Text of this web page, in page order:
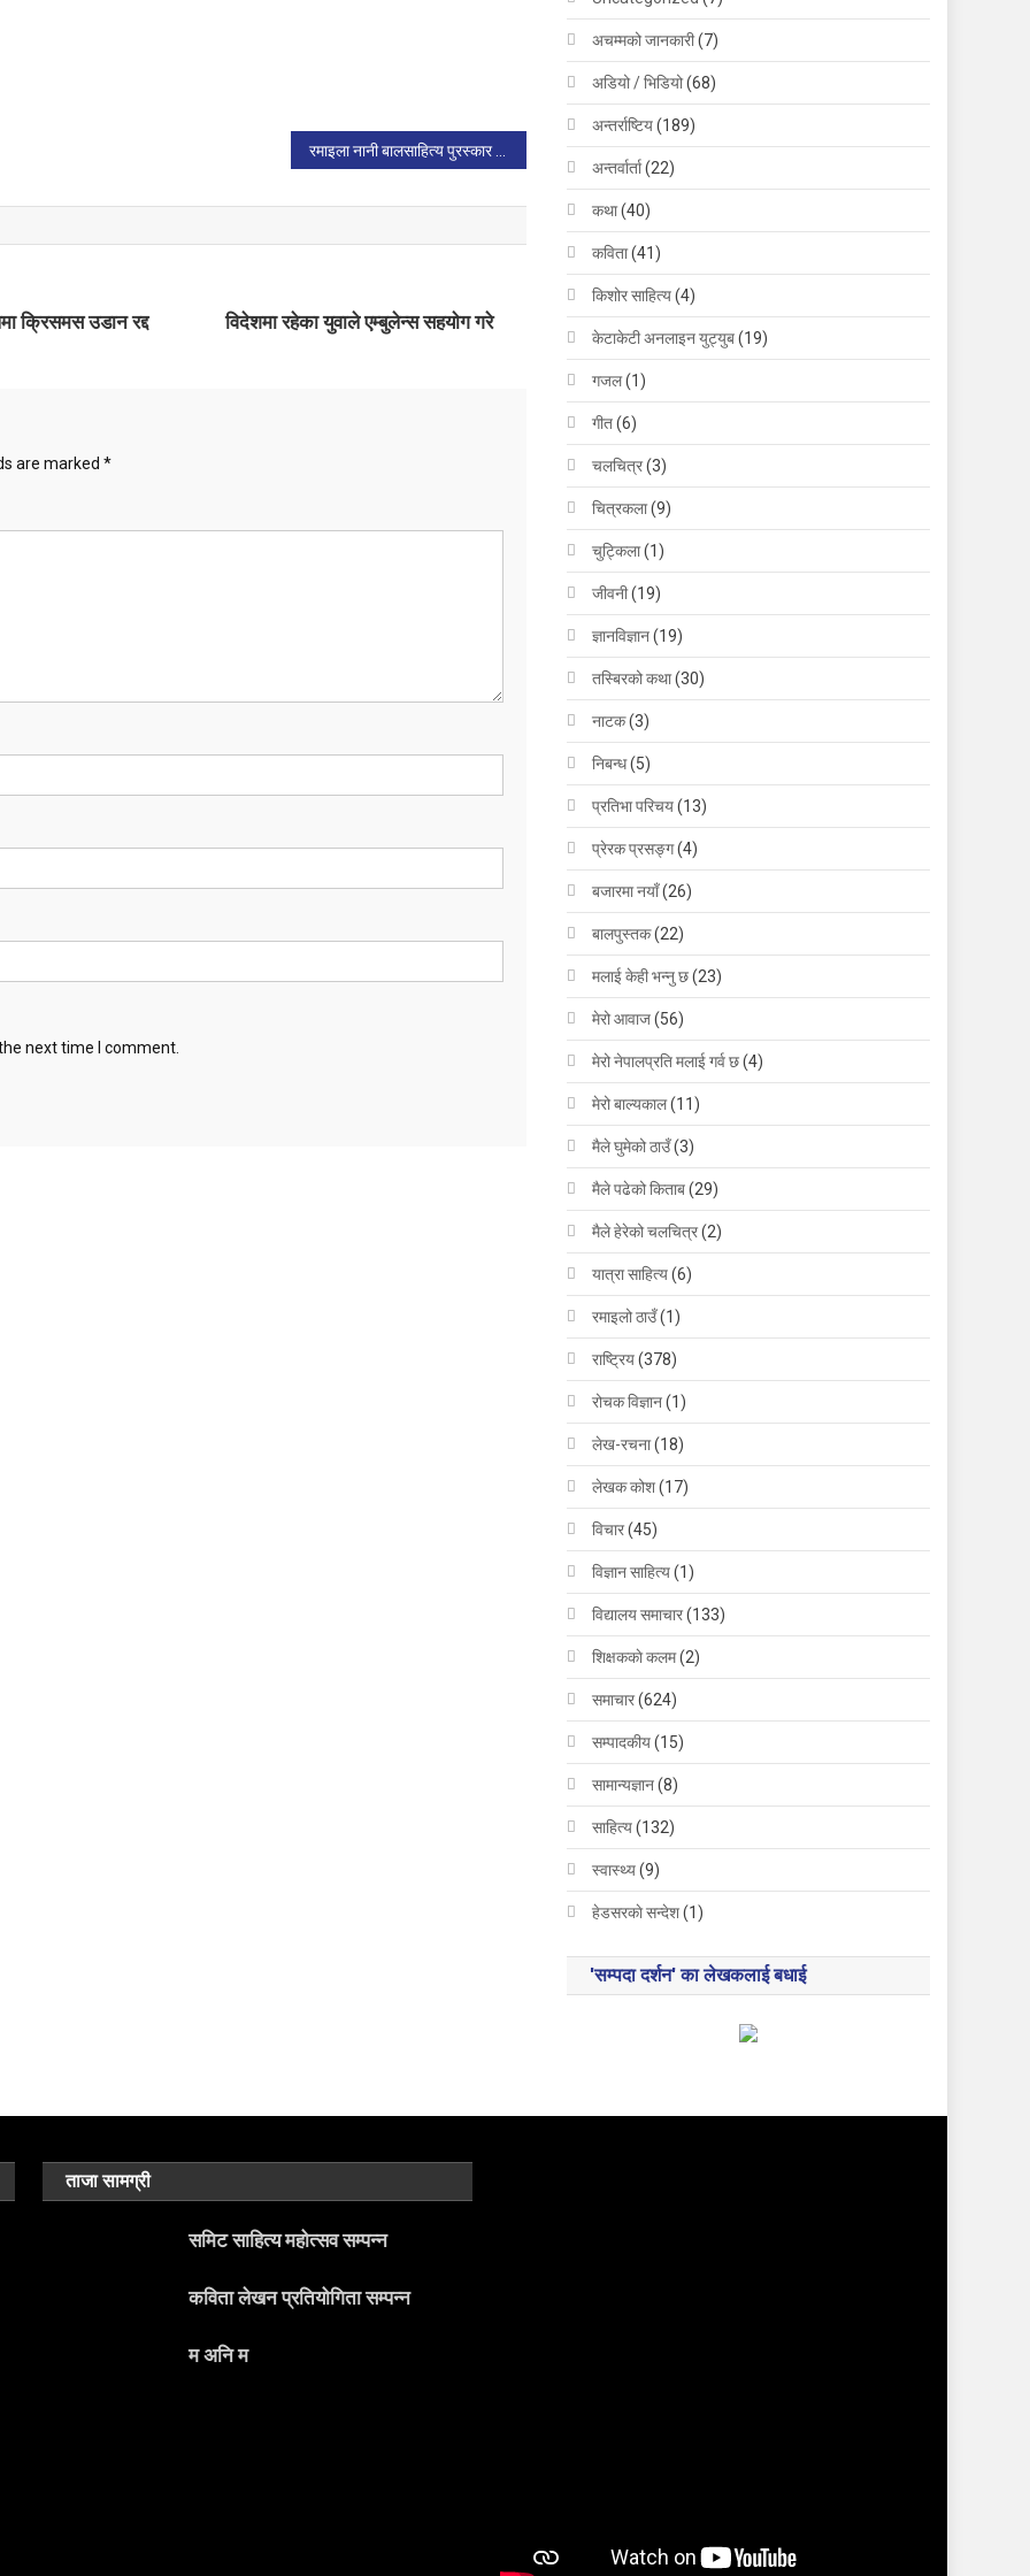
क्रिसमस उडान रद्द विदेशमा रहेका युवाले एम्बुलेन्स सहयाेग गरे
are marked *
next time I comment.
अचम्मको जानकारी(7)
अडियो / भिडियो(68)
अन्तर्राष्टिय(189)
अन्तर्वार्ता(22)
कथा(40)
कविता(41)
किशोर साहित्य(4)
केटाकेटी अनलाइन युट्युब(19)
गजल(1)
गीत(6)
चलचित्र(3)
चित्रकला(9)
चुट्किला(1)
जीवनी(19)
ज्ञानविज्ञान(19)
तस्बिरको कथा(30)
नाटक(3)
निबन्ध(5)
प्रतिभा परिचय(13)
प्रेरक प्रसङ्ग(4)
बजारमा नयाँ(26)
बालपुस्तक(22)
मलाई केही भन्नु छ(23)
मेरो आवाज(56)
मेरो नेपालप्रति मलाई गर्व छ(4)
मेरो बाल्यकाल(11)
मैले घुमेको ठाउँ(3)
मैले पढेको किताब(29)
मैले हेरेको चलचित्र(2)
यात्रा साहित्य(6)
रमाइलो ठाउँ(1)
राष्ट्रिय(378)
रोचक विज्ञान(1)
लेख-रचना(18)
लेखक कोश(17)
विचार(45)
विज्ञान साहित्य(1)
विद्यालय समाचार(133)
शिक्षककाे कलम(2)
समाचार(624)
सम्पादकीय(15)
सामान्यज्ञान(8)
साहित्य(132)
स्वास्थ्य(9)
हेडसरकाे सन्देश(1)
'सम्पदा दर्शन' का लेखकलाई बधाई
ताजा सामग्री
समिट साहित्य महोत्सव सम्पन्न
कविता लेखन प्रतियोगिता सम्पन्न
म अनि म